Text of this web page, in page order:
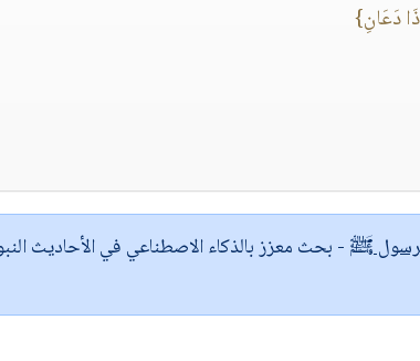
دَعَانِ}
ﷺ - بحث معزز بالذكاء الاصطناعي في الأحاديث